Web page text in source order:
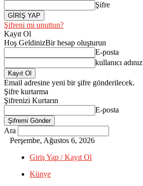
Şifre
Şifreni mi unuttun?
Kayıt Ol
Hoş GeldinizBir hesap oluşturun
E-posta
kullanıcı adınız
Email adresine yeni bir şifre gönderilecek.
Şifre kurtarma
Şifrenizi Kurtarın
E-posta
Ara
Perşembe, Ağustos 6, 2026
Giriş Yap / Kayıt Ol
Künye